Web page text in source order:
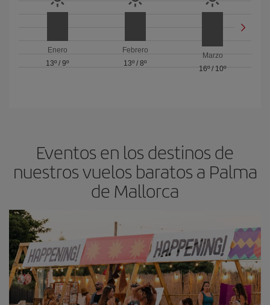
Enero
13º /9º
Febrero
13º / 8º
Marzo
16º/ 10º
Eventos en los destinos de
nuestros vuelos baratos a Palma
de Mallorca